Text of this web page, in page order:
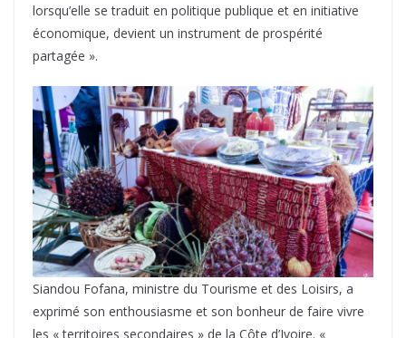
lorsqu’elle se traduit en politique publique et en initiative
économique, devient un instrument de prospérité
partagée ».
Siandou Fofana, ministre du Tourisme et des Loisirs, a
exprimé son enthousiasme et son bonheur de faire vivre
les « territoires secondaires » de la Côte d’Ivoire. «